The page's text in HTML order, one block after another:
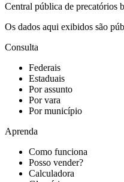
Central pública de precatórios
Os dados aqui exibidos são
Consulta
Federais
Estaduais
Por assunto
Por vara
Por município
Aprenda
Como funciona
Posso vender?
Calculadora